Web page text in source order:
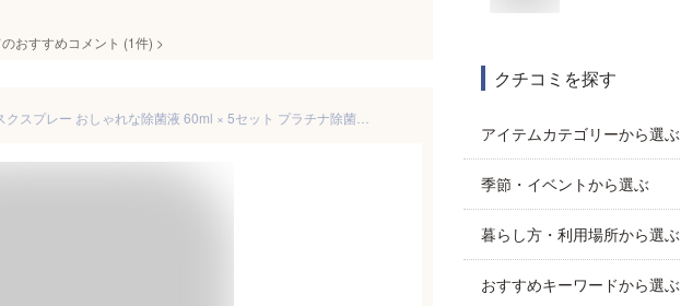
おすすめコメント (1件) >
クチコミを探す
アイテムカテゴリーから選ぶ
季節・イベントから選ぶ
暮らし方・利用場所から選ぶ
おすすめキーワードから選ぶ